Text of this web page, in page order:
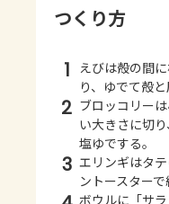
つくり方
1
えびは殻の間
り、ゆでて殻と
2 ブロッコリー
い大きさに切り
塩ゆでする。
3 エリンギはタ
ントースターで
ボウルに「サ